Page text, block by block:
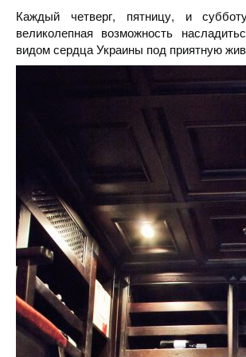
Каждый четверг, пятницу, и
великолепная возможность
видом сердца Украины под приятную